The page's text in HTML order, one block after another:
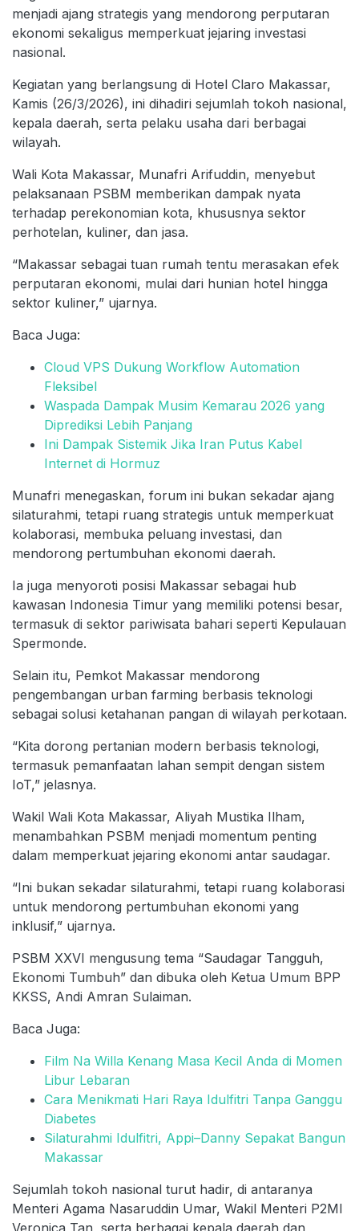
menjadi ajang strategis yang mendorong perputaran
ekonomi sekaligus memperkuat jejaring investasi
nasional.
Kegiatan yang berlangsung di Hotel Claro Makassar,
Kamis (26/3/2026), ini dihadiri sejumlah tokoh nasional,
kepala daerah, serta pelaku usaha dari berbagai
wilayah.
Wali Kota Makassar, Munafri Arifuddin, menyebut
pelaksanaan PSBM memberikan dampak nyata
terhadap perekonomian kota, khususnya sektor
perhotelan, kuliner, dan jasa.
“Makassar sebagai tuan rumah tentu merasakan efek
perputaran ekonomi, mulai dari hunian hotel hingga
sektor kuliner,” ujarnya.
Baca Juga:
Cloud VPS Dukung Workflow Automation
Fleksibel
Waspada Dampak Musim Kemarau 2026 yang
Diprediksi Lebih Panjang
Ini Dampak Sistemik Jika Iran Putus Kabel
Internet di Hormuz
Munafri menegaskan, forum ini bukan sekadar ajang
silaturahmi, tetapi ruang strategis untuk memperkuat
kolaborasi, membuka peluang investasi, dan
mendorong pertumbuhan ekonomi daerah.
Ia juga menyoroti posisi Makassar sebagai hub
kawasan Indonesia Timur yang memiliki potensi besar,
termasuk di sektor pariwisata bahari seperti Kepulauan
Spermonde.
Selain itu, Pemkot Makassar mendorong
pengembangan urban farming berbasis teknologi
sebagai solusi ketahanan pangan di wilayah perkotaan.
“Kita dorong pertanian modern berbasis teknologi,
termasuk pemanfaatan lahan sempit dengan sistem
IoT,” jelasnya.
Wakil Wali Kota Makassar, Aliyah Mustika Ilham,
menambahkan PSBM menjadi momentum penting
dalam memperkuat jejaring ekonomi antar saudagar.
“Ini bukan sekadar silaturahmi, tetapi ruang kolaborasi
untuk mendorong pertumbuhan ekonomi yang
inklusif,” ujarnya.
PSBM XXVI mengusung tema “Saudagar Tangguh,
Ekonomi Tumbuh” dan dibuka oleh Ketua Umum BPP
KKSS, Andi Amran Sulaiman.
Baca Juga:
Film Na Willa Kenang Masa Kecil Anda di Momen
Libur Lebaran
Cara Menikmati Hari Raya Idulfitri Tanpa Ganggu
Diabetes
Silaturahmi Idulfitri, Appi–Danny Sepakat Bangun
Makassar
Sejumlah tokoh nasional turut hadir, di antaranya
Menteri Agama Nasaruddin Umar, Wakil Menteri P2MI
Veronica Tan, serta berbagai kepala daerah dan